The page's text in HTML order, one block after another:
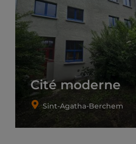
Cité moderne
Sint-Agatha-Berchem